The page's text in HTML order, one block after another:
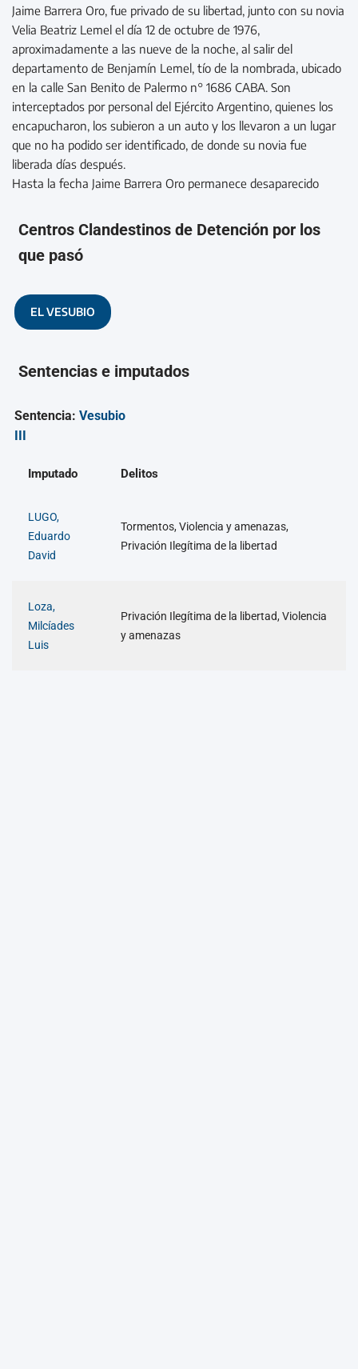
Jaime Barrera Oro, fue privado de su libertad, junto con su novia
Velia Beatriz Lemel el día 12 de octubre de 1976,
aproximadamente a las nueve de la noche, al salir del
departamento de Benjamín Lemel, tío de la nombrada, ubicado
en la calle San Benito de Palermo n° 1686 CABA. Son
interceptados por personal del Ejército Argentino, quienes los
encapucharon, los subieron a un auto y los llevaron a un lugar
que no ha podido ser identificado, de donde su novia fue
liberada días después.
Hasta la fecha Jaime Barrera Oro permanece desaparecido
Centros Clandestinos de Detención por los
que pasó
EL VESUBIO
Sentencias e imputados
Sentencia:Vesubio
III
Imputado Delitos
LUGO,
Eduardo
David
Tormentos, Violencia y amenazas,
Privación Ilegítima de la libertad
Loza,
Milcíades
Luis
Privación Ilegítima de la libertad, Violencia
y amenazas